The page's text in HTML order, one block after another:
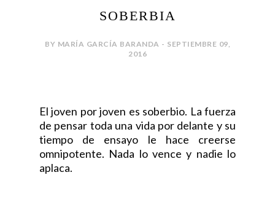
SOBERBIA
BY MARÍA GARCÍA BARANDA - SEPTIEMBRE 09,
2016
El joven por joven es soberbio. La fuerza
de pensar toda una vida por delante y su
tiempo de ensayo le hace creerse
omnipotente. Nada lo vence y nadie lo
aplaca.